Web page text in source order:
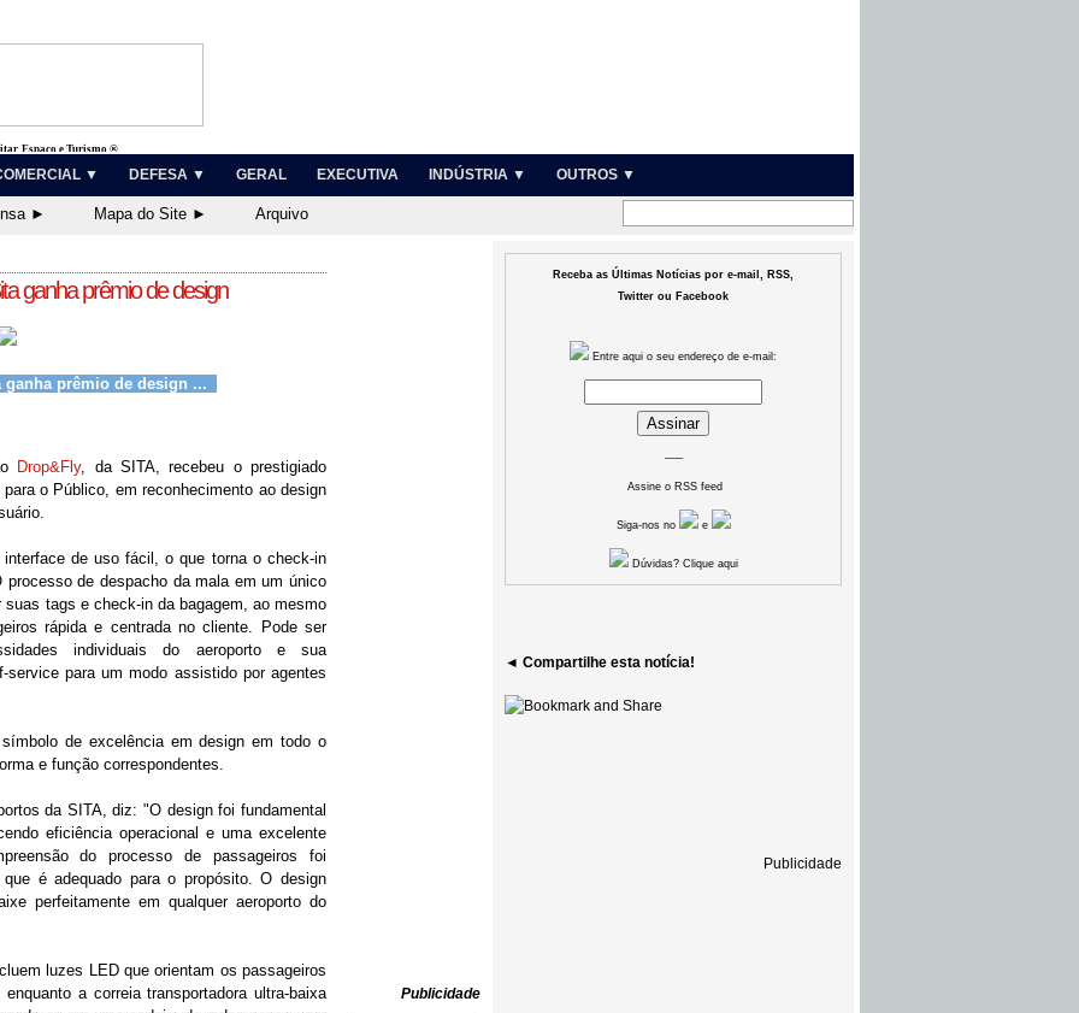
Espaço e Turismo ®
▼ DEFESA ▼ GERAL EXECUTIVA INDÚSTRIA ▼ OUTROS ▼
► Mapa do Site ► Arquivo
ganha prêmio de design
ganha prêmio de design ...
Drop&Fly, da SITA, recebeu o prestigiado
o Público, em reconhecimento ao design
de uso fácil, o que torna o check-in
de despacho da mala em um único
tags e check-in da bagagem, ao mesmo
rápida e centrada no cliente. Pode ser
individuais do aeroporto e sua
para um modo assistido por agentes
de excelência em design em todo o
e função correspondentes.
da SITA, diz: "O design foi fundamental
eficiência operacional e uma excelente
do processo de passageiros foi
é adequado para o propósito. O design
perfeitamente em qualquer aeroporto do
luzes LED que orientam os passageiros
a correia transportadora ultra-baixa
Publicidade
Receba as Últimas Notícias por e-mail, RSS,
Twitter ou Facebook
Entre aqui o seu endereço de e-mail:
Assine o RSS feed
Siga-nos no e
Dúvidas? Clique aqui
◄ Compartilhe esta notícia!
Publicidade